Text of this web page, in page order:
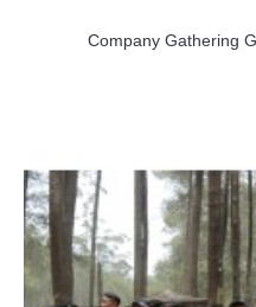
Company Gathering